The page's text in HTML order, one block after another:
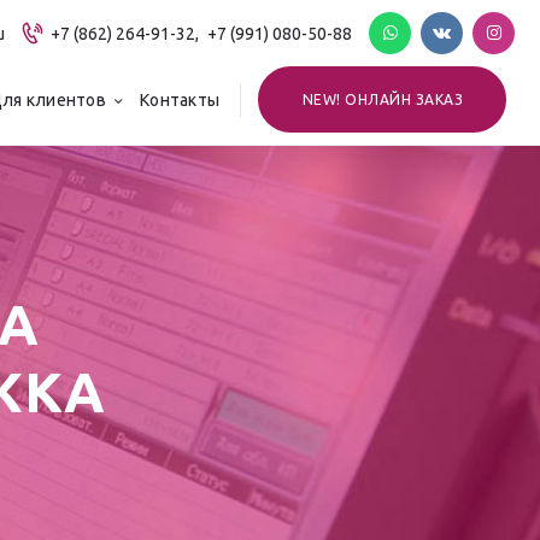
+7 (862) 264-91-32, +7 (991) 080-50-88
клиентов Контакты NEW! ОНЛАЙН ЗАКАЗ